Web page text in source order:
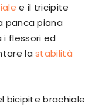
e il tricipite
panca piana
flessori ed
lastabilità
bicipite brachiale